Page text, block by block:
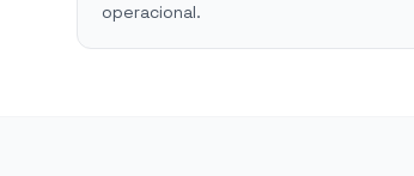
operacional.